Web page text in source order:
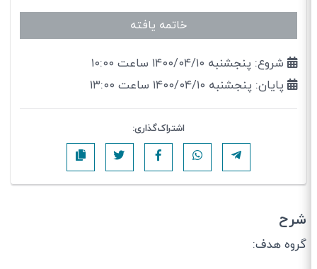
خاتمه یافته
شروع: پنجشنبه ۱۴۰۰/۰۴/۱۰ ساعت ۱۰:۰۰
پایان: پنجشنبه ۱۴۰۰/۰۴/۱۰ ساعت ۱۳:۰۰
اشتراک‌گذاری:
شرح
گروه هدف: